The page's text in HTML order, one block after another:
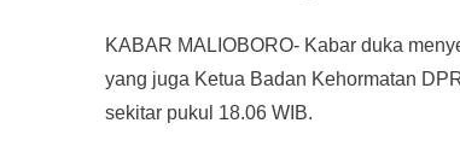
KABAR MALIOBORO- Kabar duka
yang juga Ketua Badan Kehormatan
sekitar pukul 18.06 WIB.